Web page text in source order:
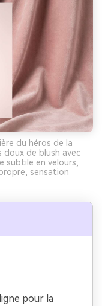
du héros de la
de blush avec
subtile en velours,
sensation
pour la